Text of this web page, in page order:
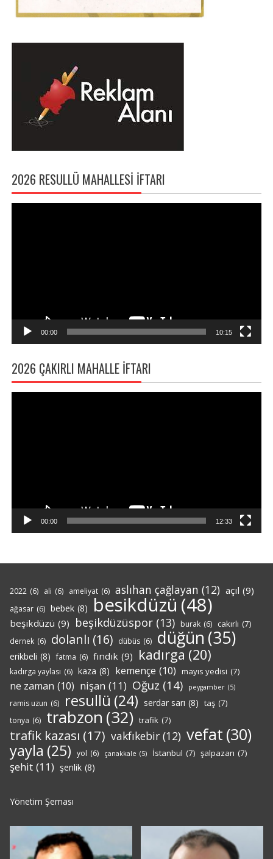
2026 RESULLÜ MAHALLESI İFTARI
00:00 10:15
2026 ÇAKIRLI MAHALLE İFTARI
00:00 12:33
2022 (6) ali (6) ameliyat (6) aslıhan çağlayan (12) açıl (9)
ağasar (6) bebek (8) besikdüzü (48)
beşikdüzü (9) beşikdüzüspor (13) burak (6) cakırlı (7)
dernek (6) dolanlı (16) dübüs (6) düğün (35)
erikbeli (8) fatma (6) fındık (9) kadırga (20)
kadırga yaylası (6) kaza (8) kemençe (10) mayıs yedisi (7)
ne zaman (10) nişan (11) Oğuz (14) peygamber (5)
ramis uzun (6) resullü (24) serdar sarı (8) taş (7)
tonya (6) trabzon (32) trafik (7)
trafik kazası (17) vakfıkebir (12) vefat (30)
yayla (25) yol (6) çanakkale (5) İstanbul (7) şalpazarı (7)
şehit (11) şenlik (8)
Yönetim Şeması